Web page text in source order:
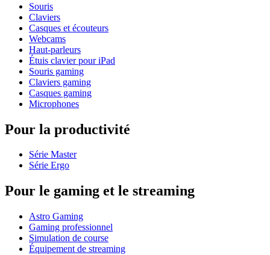
Souris
Claviers
Casques et écouteurs
Webcams
Haut-parleurs
Étuis clavier pour iPad
Souris gaming
Claviers gaming
Casques gaming
Microphones
Pour la productivité
Série Master
Série Ergo
Pour le gaming et le streaming
Astro Gaming
Gaming professionnel
Simulation de course
Équipement de streaming